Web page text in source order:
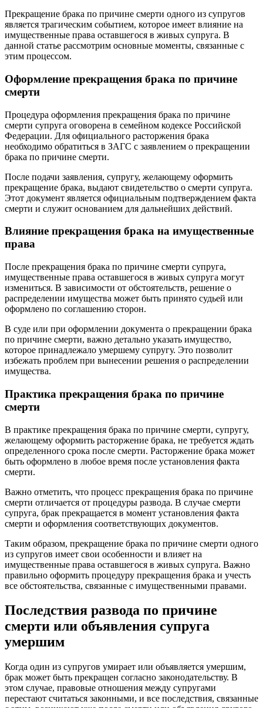
Прекращение брака по причине смерти одного из супругов
является трагическим событием, которое имеет влияние на
имущественные права оставшегося в живых супруга. В
данной статье рассмотрим основные моменты, связанные с
этим процессом.
Оформление прекращения брака по причине
смерти
Процедура оформления прекращения брака по причине
смерти супруга оговорена в семейном кодексе Российской
Федерации. Для официального расторжения брака
необходимо обратиться в ЗАГС с заявлением о прекращении
брака по причине смерти.
После подачи заявления, супругу, желающему оформить
прекращение брака, выдают свидетельство о смерти супруга.
Этот документ является официальным подтверждением факта
смерти и служит основанием для дальнейших действий.
Влияние прекращения брака на имущественные
права
После прекращения брака по причине смерти супруга,
имущественные права оставшегося в живых супруга могут
измениться. В зависимости от обстоятельств, решение о
распределении имущества может быть принято судьей или
оформлено по соглашению сторон.
В суде или при оформлении документа о прекращении брака
по причине смерти, важно детально указать имущество,
которое принадлежало умершему супругу. Это позволит
избежать проблем при вынесении решения о распределении
имущества.
Практика прекращения брака по причине
смерти
В практике прекращения брака по причине смерти, супругу,
желающему оформить расторжение брака, не требуется ждать
определенного срока после смерти. Расторжение брака может
быть оформлено в любое время после установления факта
смерти.
Важно отметить, что процесс прекращения брака по причине
смерти отличается от процедуры развода. В случае смерти
супруга, брак прекращается в момент установления факта
смерти и оформления соответствующих документов.
Таким образом, прекращение брака по причине смерти одного
из супругов имеет свои особенности и влияет на
имущественные права оставшегося в живых супруга. Важно
правильно оформить процедуру прекращения брака и учесть
все обстоятельства, связанные с имущественными правами.
Последствия развода по причине
смерти или объявления супруга
умершим
Когда один из супругов умирает или объявляется умершим,
брак может быть прекращен согласно законодательству. В
этом случае, правовые отношения между супругами
перестают считаться законными, и все последствия, связанные